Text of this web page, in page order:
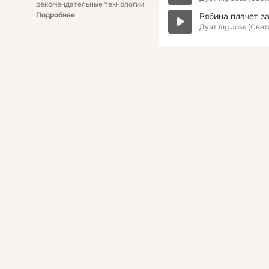
рекомендательные технологии
Подробнее
Рябина плачет
Дуэт my Joss